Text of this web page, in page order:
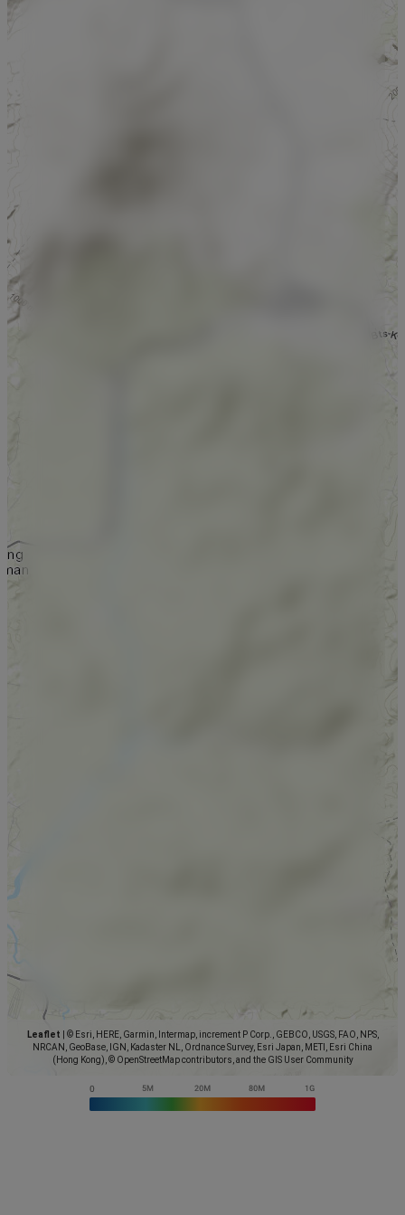
Leaflet
© Esri, HERE, Garmin, Intermap, increment P Corp., GEBCO, USGS, FAO, NPS,
NRCAN, GeoBase, IGN, Kadaster NL, Ordnance Survey, Esri Japan, METI, Esri China
(Hong Kong), © OpenStreetMap contributors, and the GIS User Community